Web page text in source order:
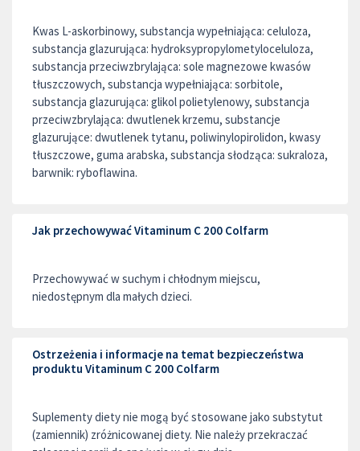
Kwas L-askorbinowy, substancja wypełniająca: celuloza,
substancja glazurująca: hydroksypropylometyloceluloza,
substancja przeciwzbrylająca: sole magnezowe kwasów
tłuszczowych, substancja wypełniająca: sorbitole,
substancja glazurująca: glikol polietylenowy, substancja
przeciwzbrylająca: dwutlenek krzemu, substancje
glazurujące: dwutlenek tytanu, poliwinylopirolidon, kwasy
tłuszczowe, guma arabska, substancja słodząca: sukraloza,
barwnik: ryboflawina.
Jak przechowywać Vitaminum C 200 Colfarm
Przechowywać w suchym i chłodnym miejscu,
niedostępnym dla małych dzieci.
Ostrzeżenia i informacje na temat bezpieczeństwa
produktu Vitaminum C 200 Colfarm
Suplementy diety nie mogą być stosowane jako substytut
(zamiennik) zróżnicowanej diety. Nie należy przekraczać